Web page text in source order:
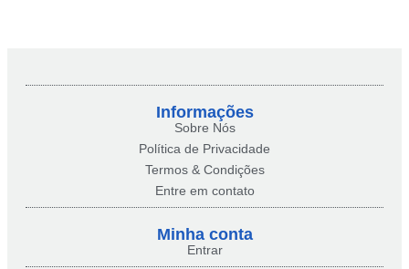
Informações
Sobre Nós
Política de Privacidade
Termos & Condições
Entre em contato
Minha conta​
Entrar